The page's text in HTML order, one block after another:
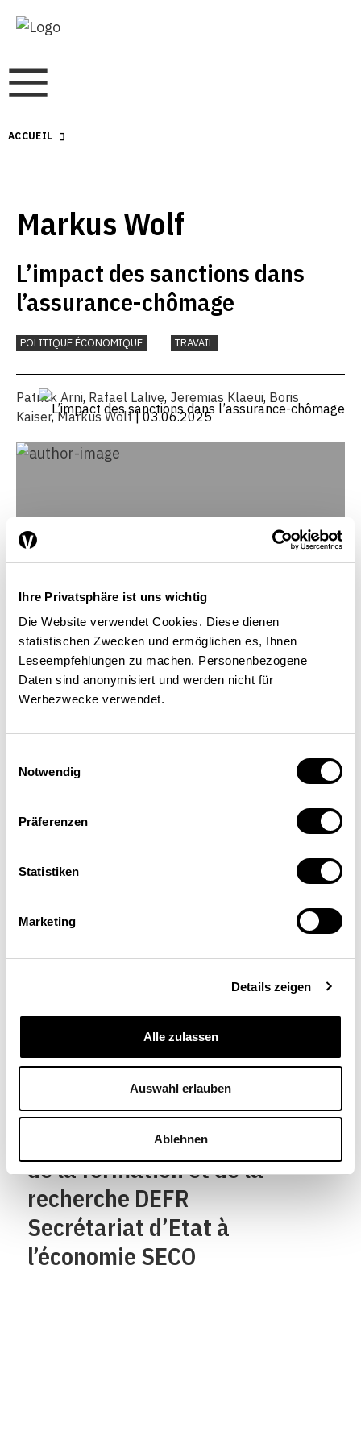
Ihre Privatsphäre ist uns wichtig
Die Website verwendet Cookies. Diese dienen
statistischen Zwecken und ermöglichen es, Ihnen
Leseempfehlungen zu machen. Personenbezogene
Daten sind anonymisiert und werden nicht für
Werbezwecke verwendet.
Notwendig
Präferenzen
Statistiken
Marketing
Details zeigen
Alle zulassen
Auswahl erlauben
Ablehnen
ACCUEIL
Markus Wolf
L’impact des sanctions dans
l’assurance-chômage
POLITIQUE ÉCONOMIQUE TRAVAIL
Patrick Arni, Rafael Lalive, Jeremias Klaeui, Boris
Kaiser,Markus Wolf| 03.06.2025
Markus Wolf
Schweizerische
Confédération suisse
Confederazione Svizzera
Confederaziun svizra
Département fédéral de
de la formation et de la
recherche DEFR
Secrétariat d’Etat à
l’économie SECO